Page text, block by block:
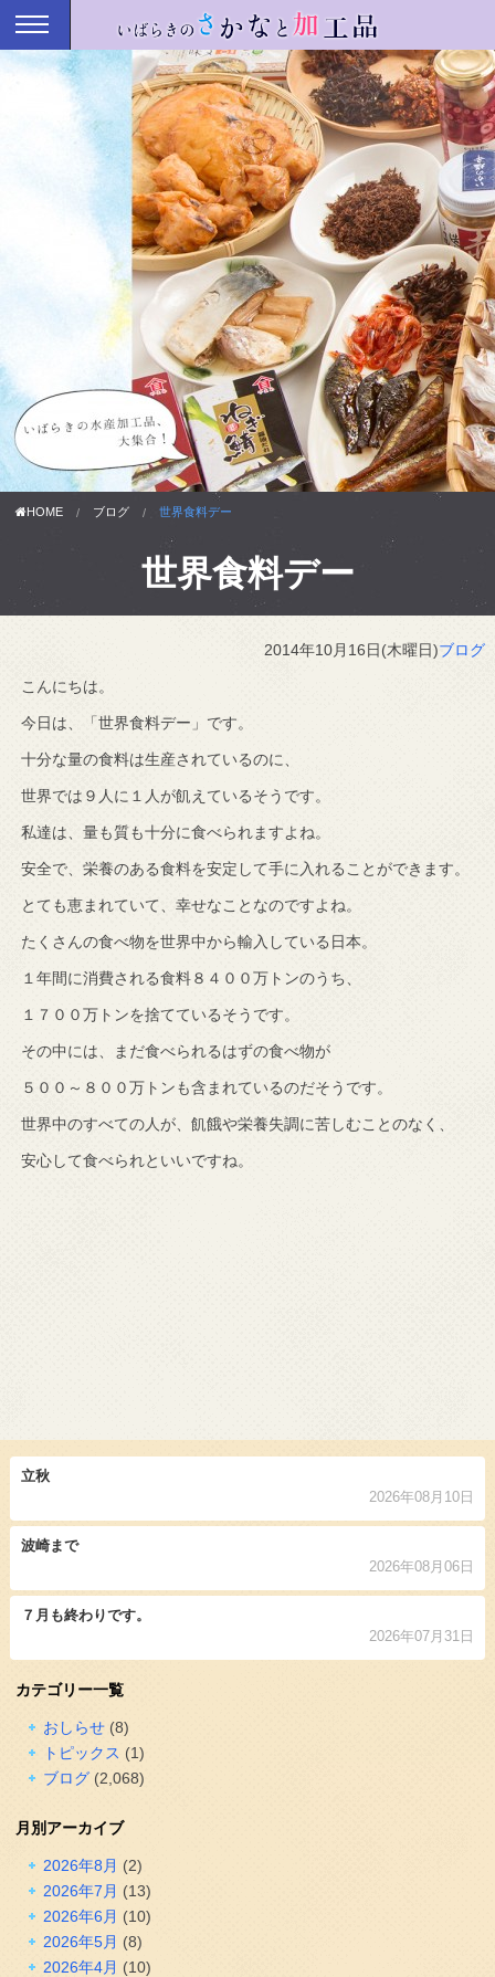
HOME ブログ 世界食料デー
世界食料デー
2014年10月16日(木曜日)ブログ
こんにちは。
今日は、「世界食料デー」です。
十分な量の食料は生産されているのに、
世界では９人に１人が飢えているそうです。
私達は、量も質も十分に食べられますよね。
安全で、栄養のある食料を安定して手に入れることができます。
とても恵まれていて、幸せなことなのですよね。
たくさんの食べ物を世界中から輸入している日本。
１年間に消費される食料８４００万トンのうち、
１７００万トンを捨てているそうです。
その中には、まだ食べられるはずの食べ物が
５００～８００万トンも含まれているのだそうです。
世界中のすべての人が、飢餓や栄養失調に苦しむことのなく、
安心して食べられといいですね。
立秋
2026年08月10日
波崎まで
2026年08月06日
７月も終わりです。
2026年07月31日
カテゴリー一覧
おしらせ(8)
トピックス (1)
ブログ(2,068)
月別アーカイブ
2026年8月 (2)
2026年7月 (13)
2026年6月 (10)
2026年5月 (8)
2026年4月 (10)